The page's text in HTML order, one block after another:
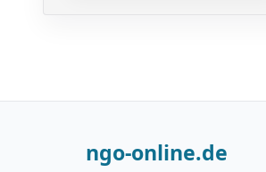
ngo-online.de